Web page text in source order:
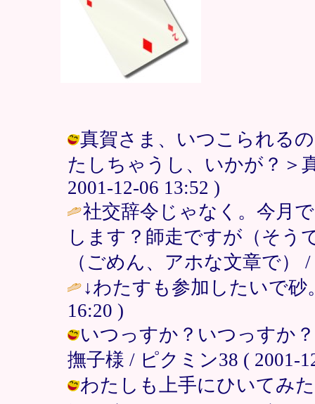
真賀さま、いつこられる
たしちゃうし、いかが？＞
2001-12-06 13:52 )
社交辞令じゃなく。今月
します？師走ですが（そう
（ごめん、アホな文章で） /
↓わたすも参加したいで
16:20 )
いつっすか？いつっすか
撫子様 / ピクミン38 ( 2001-
わたしも上手にひいてみ